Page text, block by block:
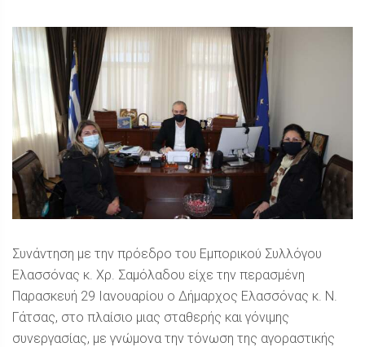
Συνάντηση με την πρόεδρο του Εμπορικού Συλλόγου
Ελασσόνας κ. Χρ. Σαμόλαδου είχε την περασμένη
Παρασκευή 29 Ιανουαρίου ο Δήμαρχος Ελασσόνας κ. Ν.
Γάτσας, στο πλαίσιο μιας σταθερής και γόνιμης
συνεργασίας, με γνώμονα την τόνωση της αγοραστικής